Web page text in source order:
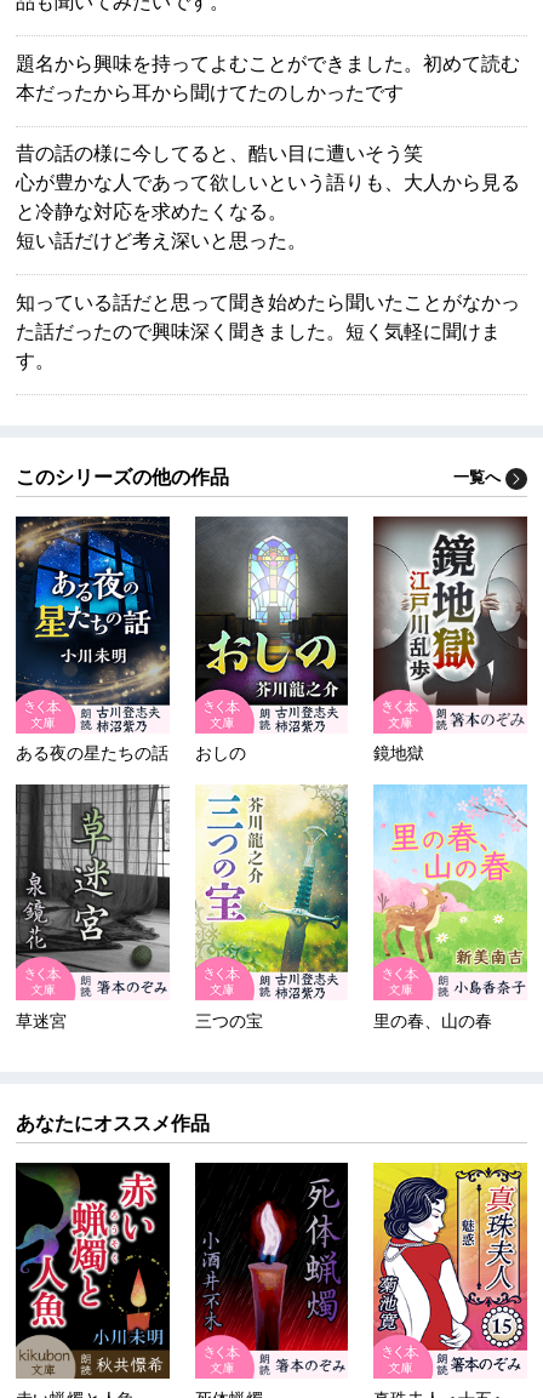
題名から興味を持ってよむことができました。初めて読む
本だったから耳から聞けてたのしかったです
昔の話の様に今してると、酷い目に遭いそう笑
心が豊かな人であって欲しいという語りも、大人から見る
と冷静な対応を求めたくなる。
短い話だけど考え深いと思った。
知っている話だと思って聞き始めたら聞いたことがなかっ
た話だったので興味深く聞きました。短く気軽に聞けま
す。
このシリーズの他の作品 一覧へ
ある夜の星たちの話 おしの 鏡地獄
草迷宮 三つの宝 里の春、山の春
あなたにオススメ作品